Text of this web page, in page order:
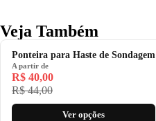
Veja Também
Ponteira para Haste de Sondagem
A partir de
R$ 40,00
R$44,00
Ver opções